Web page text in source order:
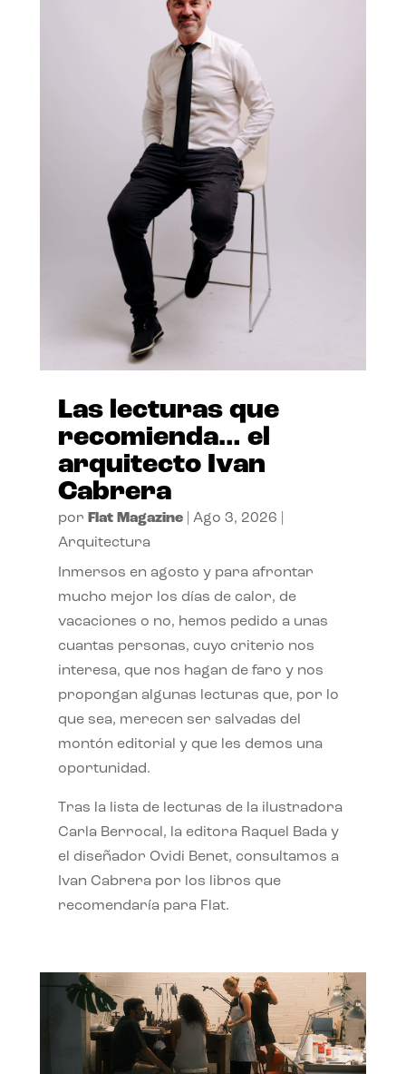
Las lecturas que
recomienda… el
arquitecto Ivan
Cabrera
por Flat Magazine| Ago 3, 2026
Arquitectura
Inmersos en agosto y para afrontar
mucho mejor los días de calor, de
vacaciones o no, hemos pedido a unas
cuantas personas, cuyo criterio nos
interesa, que nos hagan de faro y nos
propongan algunas lecturas que, por lo
que sea, merecen ser salvadas del
montón editorial y que les demos una
oportunidad.
Tras la lista de lecturas de la ilustradora
Carla Berrocal, la editora Raquel Bada y
el diseñador Ovidi Benet, consultamos a
Ivan Cabrera por los libros que
recomendaría para Flat.